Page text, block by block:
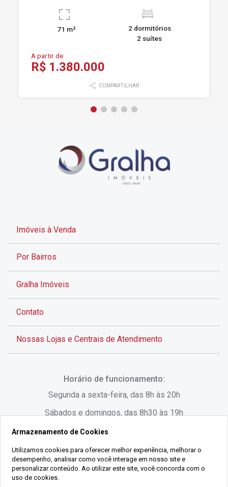
71 m²
2 dormitórios
2 suítes
A partir de:
R$ 1.380.000
COMPARTILHAR
Imóveis à Venda
Por Bairros
Gralha Imóveis
Contato
Nossas Lojas e Centrais de Atendimento
Rua Lauro Linhares, 1080 - Trindade, Florianópolis -
SC
(48) 3220-1045
Horário de funcionamento:
Segunda a sexta-feira, das 8h às 20h
Sábados e domingos, das 8h30 às 19h
Armazenamento de Cookies
Utilizamos cookies para oferecer melhor experiência, melhorar o
desempenho, analisar como você interage em nosso site e
personalizar conteúdo. Ao utilizar este site, você concorda com o
uso de cookies.